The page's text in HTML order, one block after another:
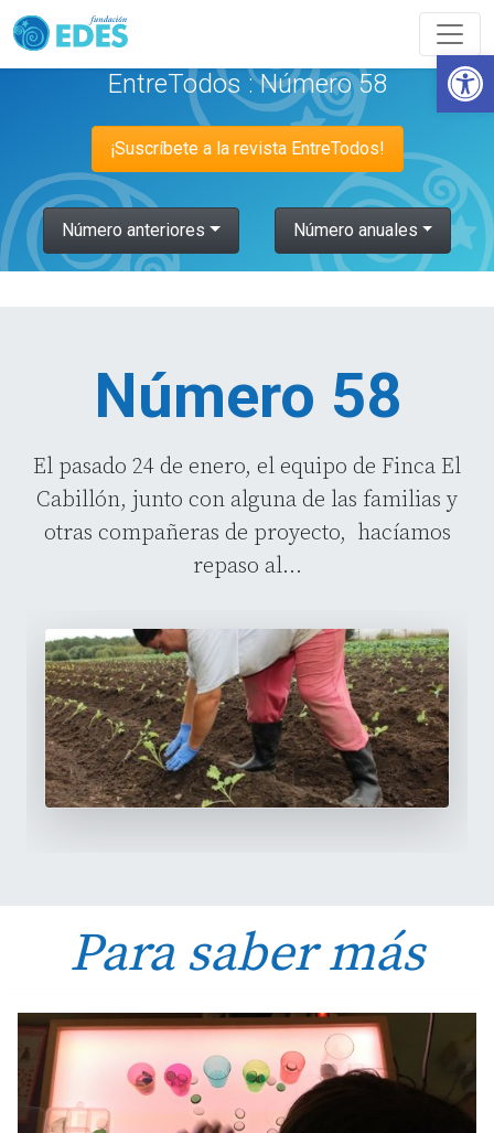
Abrir
EntreTodos : Número 58
¡Suscríbete a la revista EntreTodos!
Número anteriores Número anuales
Número 58
El pasado 24 de enero, el equipo de Finca El
Cabillón, junto con alguna de las familias y
otras compañeras de proyecto, hacíamos
repaso al...
Para saber más